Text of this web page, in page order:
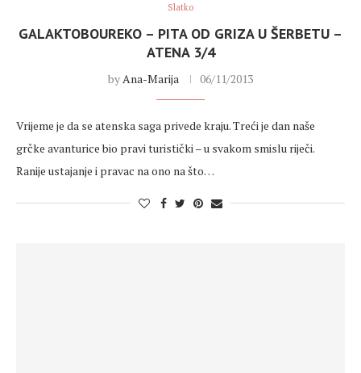
Slatko
GALAKTOBOUREKO – PITA OD GRIZA U ŠERBETU –
ATENA 3/4
byAna-Marija 06/11/2013
Vrijeme je da se atenska saga privede kraju. Treći je dan naše
grčke avanturice bio pravi turistički – u svakom smislu riječi.
Ranije ustajanje i pravac na ono na što…